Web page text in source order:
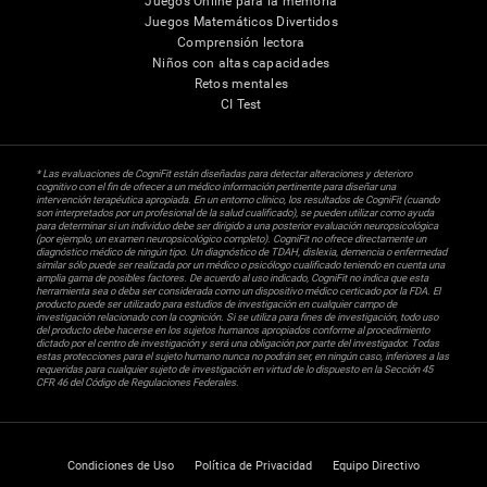
Juegos Matemáticos Divertidos
Comprensión lectora
Niños con altas capacidades
Retos mentales
CI Test
* Las evaluaciones de CogniFit están diseñadas para detectar alteraciones y deterioro
cognitivo con el fin de ofrecer a un médico información pertinente para diseñar una
intervención terapéutica apropiada. En un entorno clínico, los resultados de CogniFit (cuando
son interpretados por un profesional de la salud cualificado), se pueden utilizar como ayuda
para determinar si un individuo debe ser dirigido a una posterior evaluación neuropsicológica
(por ejemplo, un examen neuropsicológico completo). CogniFit no ofrece directamente un
diagnóstico médico de ningún tipo. Un diagnóstico de TDAH, dislexia, demencia o enfermedad
similar sólo puede ser realizada por un médico o psicólogo cualificado teniendo en cuenta una
amplia gama de posibles factores. De acuerdo al uso indicado, CogniFit no indica que esta
herramienta sea o deba ser considerada como un dispositivo médico certicado por la FDA. El
producto puede ser utilizado para estudios de investigación en cualquier campo de
investigación relacionado con la cognición. Si se utiliza para fines de investigación, todo uso
del producto debe hacerse en los sujetos humanos apropiados conforme al procedimiento
dictado por el centro de investigación y será una obligación por parte del investigador. Todas
estas protecciones para el sujeto humano nunca no podrán ser, en ningún caso, inferiores a las
requeridas para cualquier sujeto de investigación en virtud de lo dispuesto en la Sección 45
CFR 46 del Código de Regulaciones Federales.
Condiciones de Uso Política de Privacidad Equipo Directivo